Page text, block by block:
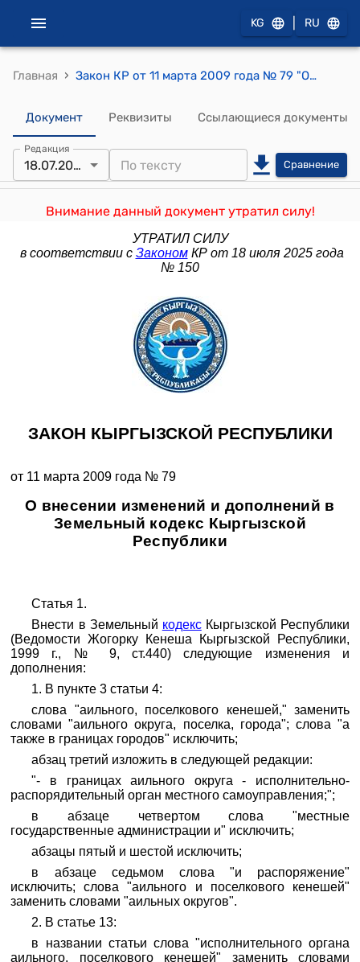
KG RU
Главная › Закон КР от 11 марта 2009 года № 79 "О внесении изменений и дополнений в Земельный кодекс Кыргызской Республики"
Документ Реквизиты Ссылающиеся документы
Редакция
18.07.2025 Сравнение
Внимание данный документ утратил силу!